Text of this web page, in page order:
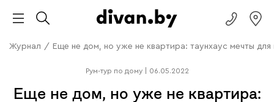
Журнал / Еще не дом, но уже не квартира: таунхаус мечты
Рум-тур по дому| 06.05.2022
Еще не дом, но уже не квартира: